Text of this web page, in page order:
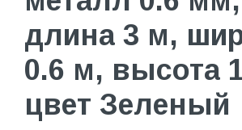
длина 3 м,
0.6 м, высота
цвет Зеленый